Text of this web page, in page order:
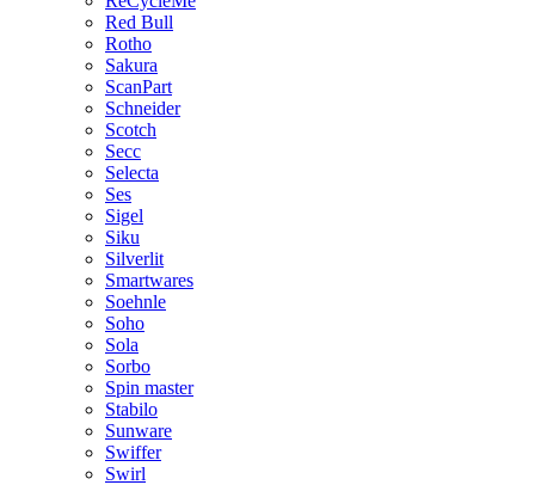
Red Bull
Rotho
Sakura
ScanPart
Schneider
Scotch
Secc
Selecta
Ses
Sigel
Siku
Silverlit
Smartwares
Soehnle
Soho
Sola
Sorbo
Spin master
Stabilo
Sunware
Swiffer
Swirl